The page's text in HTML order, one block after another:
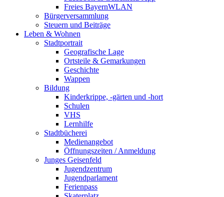
Freies BayernWLAN
Bürgerversammlung
Steuern und Beiträge
Leben & Wohnen
Stadtportrait
Geografische Lage
Ortsteile & Gemarkungen
Geschichte
Wappen
Bildung
Kinderkrippe, -gärten und -hort
Schulen
VHS
Lernhilfe
Stadtbücherei
Medienangebot
Öffnungszeiten / Anmeldung
Junges Geisenfeld
Jugendzentrum
Jugendparlament
Ferienpass